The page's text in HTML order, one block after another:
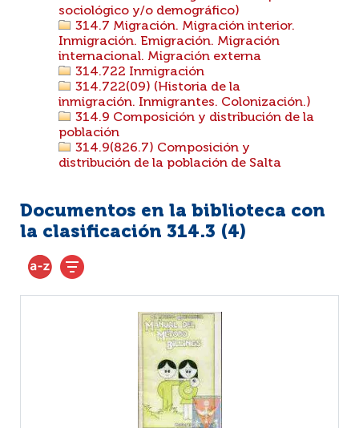
sociológico y/o demográfico)
314.7 Migración. Migración interior.
Inmigración. Emigración. Migración
internacional. Migración externa
314.722 Inmigración
314.722(09) (Historia de la
inmigración. Inmigrantes. Colonización.)
314.9 Composición y distribución de la
población
314.9(826.7) Composición y
distribución de la población de Salta
Documentos en la biblioteca con
la clasificación 314.3 (4)